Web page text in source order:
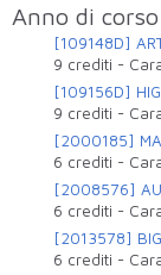
Anno di
[109148D]
9 crediti -
[109156D]
9 crediti -
[2000185]
6 crediti -
[2008576]
6 crediti -
[2013578] BIG
6 crediti -